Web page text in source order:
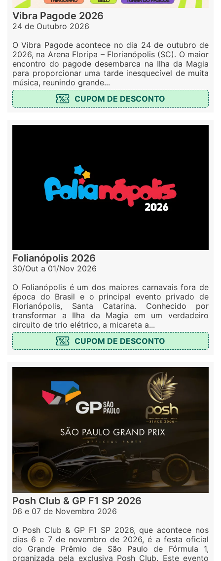
Vibra Pagode 2026
24 de Outubro 2026
O Vibra Pagode acontece no dia 24 de outubro de
2026, na Arena Floripa – Florianópolis (SC). O maior
encontro do pagode desembarca na Ilha da Magia
para proporcionar uma tarde inesquecível de muita
música, reunindo grande...
CUPOM DE DESCONTO
Folianópolis 2026
30/Out a 01/Nov 2026
O Folianópolis é um dos maiores carnavais fora de
época do Brasil e o principal evento privado de
Florianópolis, Santa Catarina. Conhecido por
transformar a Ilha da Magia em um verdadeiro
circuito de trio elétrico, a micareta a...
CUPOM DE DESCONTO
Posh Club & GP F1 SP 2026
06 e 07 de Novembro 2026
O Posh Club & GP F1 SP 2026, que acontece nos
dias 6 e 7 de novembro de 2026, é a festa oficial
do Grande Prêmio de São Paulo de Fórmula 1,
organizada pela exclusiva Posh Club. Este evento